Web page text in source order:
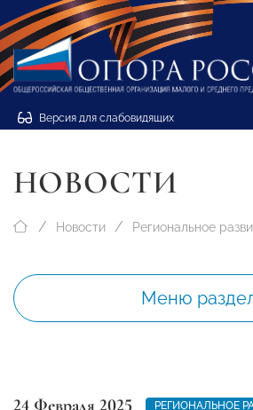
Версия для слабовидящих
НОВОСТИ
Новости Региональное
Меню
24 Февраля 2025
РЕГИОНАЛЬНОЕ